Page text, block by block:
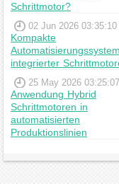
Schrittmotor?
02 Jun 2026 03:35:10
Kompakte
integrierter
25 May 2026 03:25:07
Anwendung Hybrid
Schrittmotoren in
automatisierten
Produktionslinien